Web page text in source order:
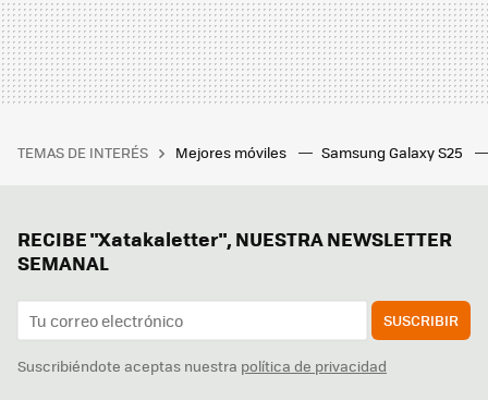
TEMAS DE INTERÉS Mejores móviles Samsung Galaxy S25
RECIBE "Xatakaletter", NUESTRA NEWSLETTER
SEMANAL
SUSCRIBIR
Suscribiéndote aceptas nuestra política de privacidad